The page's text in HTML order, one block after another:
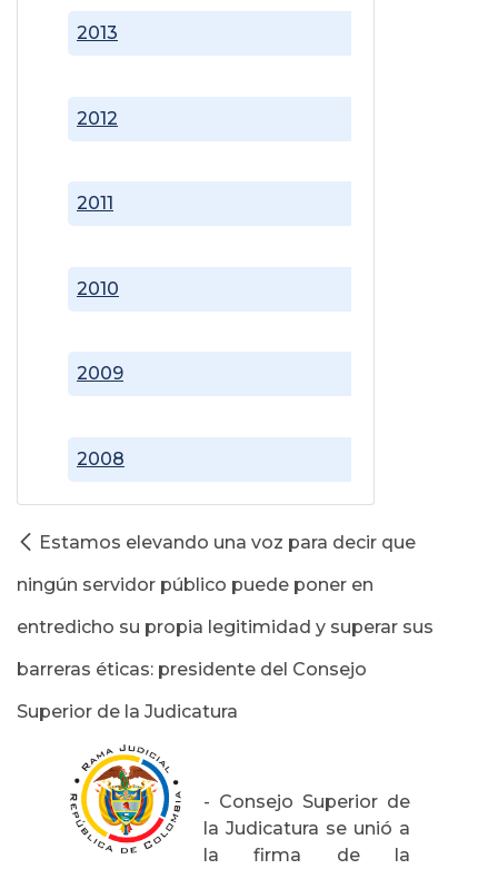
2008
2009
2010
2011
2012
2013
Estamos elevando una voz para decir que
ningún servidor público puede poner en
entredicho su propia legitimidad y superar sus
barreras éticas: presidente del Consejo
Superior de la Judicatura
- Consejo Superior de
la Judicatura se unió a
la firma de la